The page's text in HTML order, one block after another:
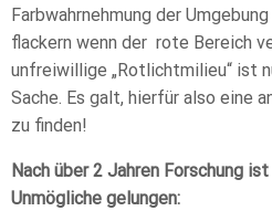
Farbwahrnehmung der
flackern wenn der rote Bereich
unfreiwillige „Rotlichtmilieu“ ist
Sache. Es galt, hierfür also eine
zu finden!
Nach über 2 Jahren Forschung
Unmögliche gelungen: